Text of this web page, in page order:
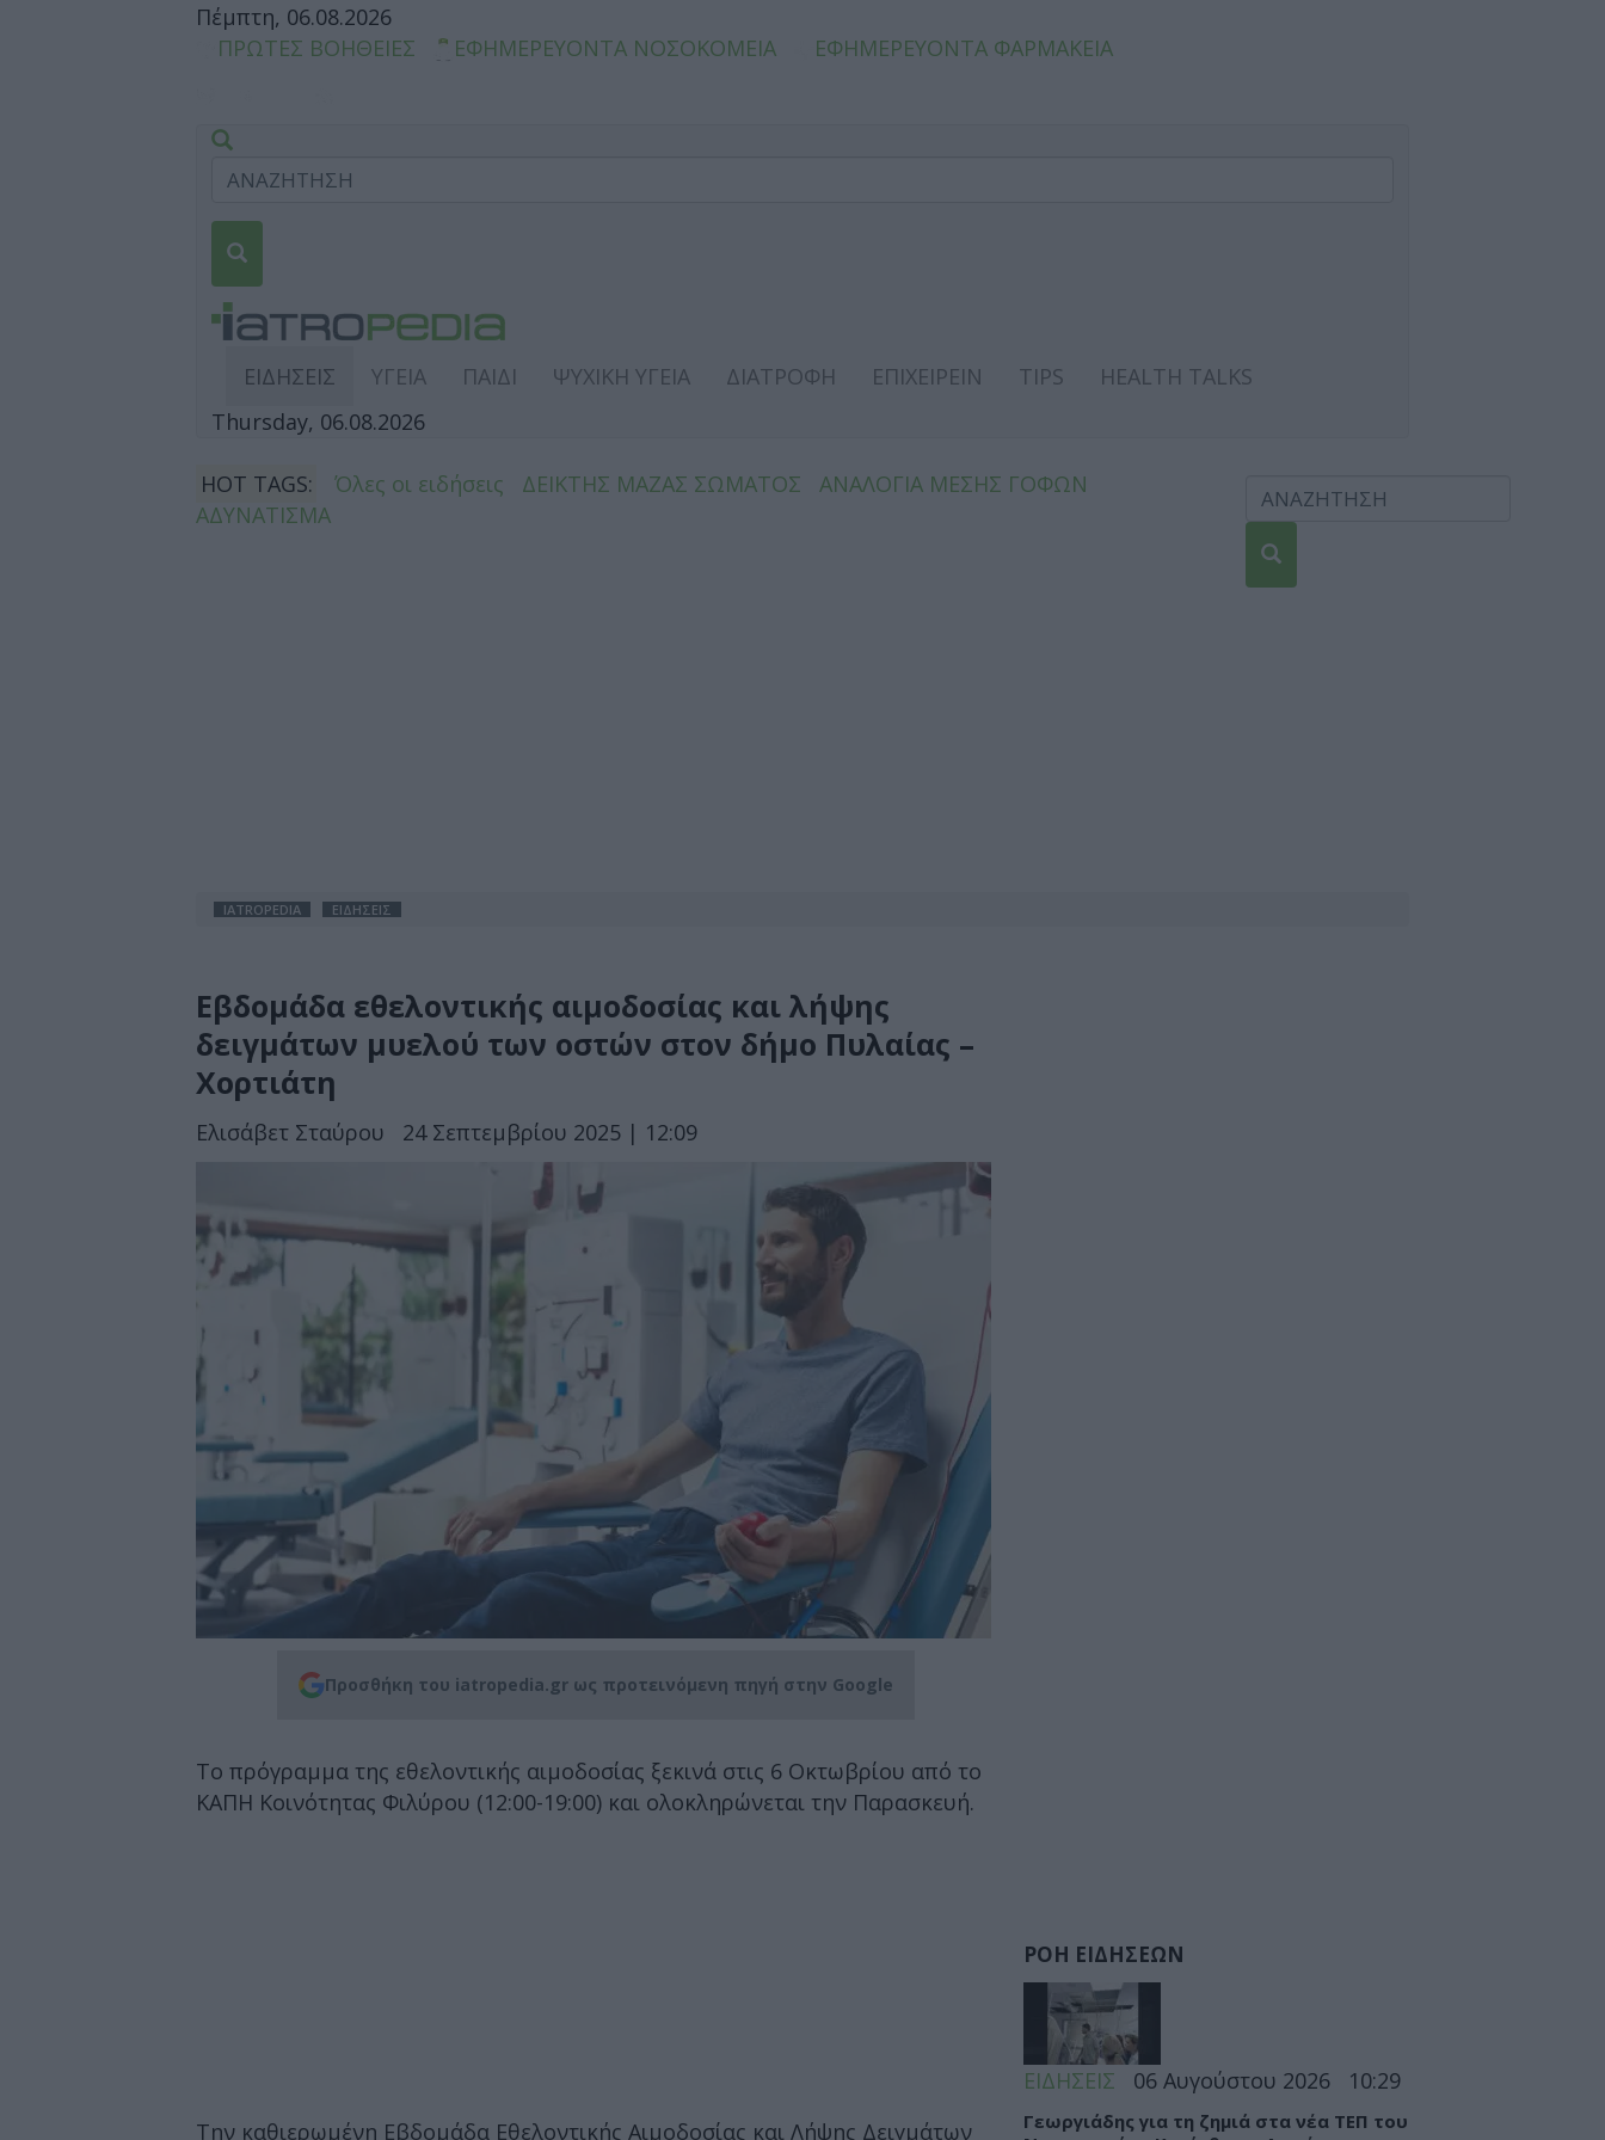
Πέμπτη, 06.08.2026
ΠΡΩΤΕΣ ΒΟΗΘΕΙΕΣ
ΕΦΗΜΕΡΕΥΟΝΤΑ ΝΟΣΟΚΟΜΕΙΑ ΕΦΗΜΕΡΕΥΟΝΤΑ ΦΑΡΜΑΚΕΙΑ
ΕΙΔΗΣΕΙΣ ΥΓΕΙΑ ΠΑΙΔΙ ΨΥΧΙΚΗ ΥΓΕΙΑ ΔΙΑΤΡΟΦΗ ΕΠΙΧΕΙΡΕΙΝ TIPS
HEALTH TALKS
Thursday, 06.08.2026
HOT TAGS: Όλες οι ειδήσεις ΔΕΙΚΤΗΣ ΜΑΖΑΣ ΣΩΜΑΤΟΣ
ΑΝΑΛΟΓΙΑ ΜΕΣΗΣ ΓΟΦΩΝ
ΑΔΥΝΑΤΙΣΜΑ
IATROPEDIA ΕΙΔΗΣΕΙΣ
Εβδομάδα εθελοντικής αιμοδοσίας και λήψης
δειγμάτων μυελού των οστών στον δήμο Πυλαίας –
Χορτιάτη
Ελισάβετ Σταύρου 24 Σεπτεμβρίου 2025 | 12:09
Προσθήκη του iatropedia.gr ως προτεινόμενη πηγή στην Google
Το πρόγραμμα της εθελοντικής αιμοδοσίας ξεκινά στις 6 Οκτωβρίου από το
ΚΑΠΗ Κοινότητας Φιλύρου (12:00-19:00) και ολοκληρώνεται την Παρασκευή.
Την καθιερωμένη Εβδομάδα Εθελοντικής Αιμοδοσίας και Λήψης Δειγμάτων
ΡΟΗ ΕΙΔΗΣΕΩΝ
ΕΙΔΗΣΕΙΣ 06 Αυγούστου 2026 10:29
Γεωργιάδης για τη ζημιά στα νέα ΤΕΠ του